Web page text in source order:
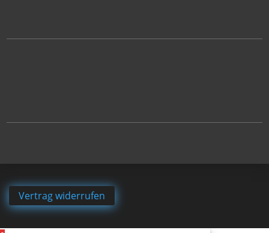
Vertrag widerrufen